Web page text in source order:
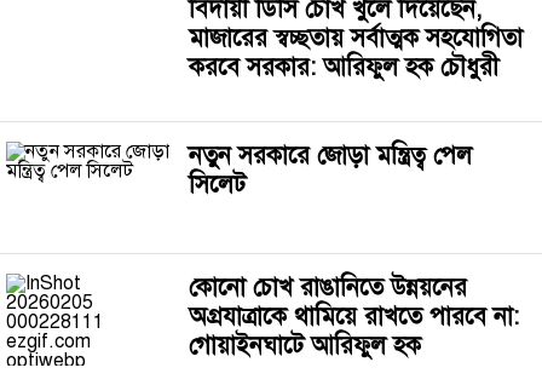
বিদায়ী ডিসি চোখ খুলে দিয়েছেন,
মাজারের স্বচ্ছতায় সর্বাত্মক সহযোগিতা
করবে সরকার: আরিফুল হক চৌধুরী ‎
নতুন সরকারে জোড়া মন্ত্রিত্ব পেল
সিলেট
কোনো চোখ রাঙানিতে উন্নয়নের
অগ্রযাত্রাকে থামিয়ে রাখতে পারবে না:
গোয়াইনঘাটে আরিফুল হক